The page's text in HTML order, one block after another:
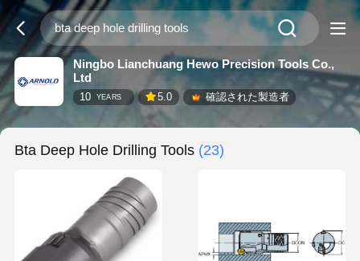
Ningbo Lianchuang Hewo Precision Tools Co.,
Ltd
10 YEARS 5.0 確認された製造者
Bta Deep Hole Drilling Tools (23)